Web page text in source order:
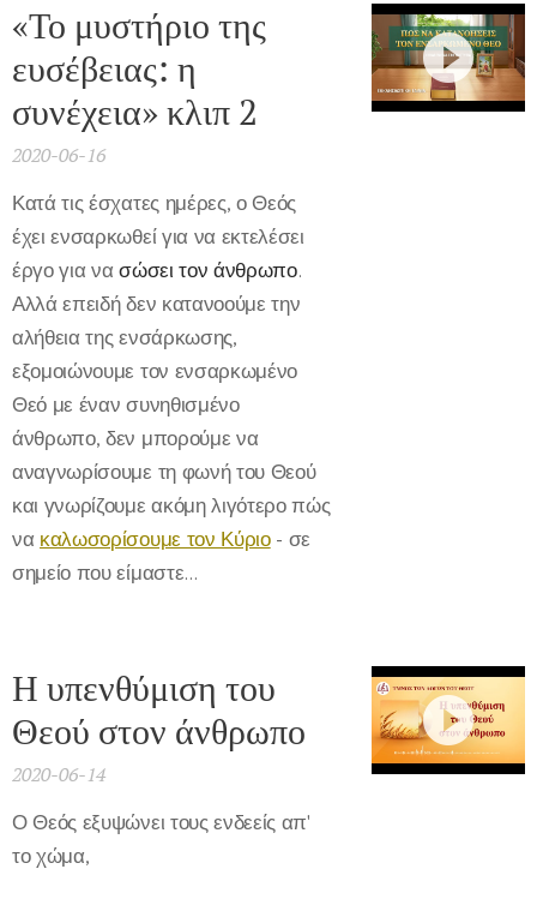
«Το μυστήριο της
ευσέβειας: η
συνέχεια» κλιπ 2
2020-06-16
Κατά τις έσχατες ημέρες, ο Θεός
έχει ενσαρκωθεί για να εκτελέσει
έργο για νασώσει τον άνθρωπο.
Αλλά επειδή δεν κατανοούμε την
αλήθεια της ενσάρκωσης,
εξομοιώνουμε τον ενσαρκωμένο
Θεό με έναν συνηθισμένο
άνθρωπο, δεν μπορούμε να
αναγνωρίσουμε τη φωνή του Θεού
και γνωρίζουμε ακόμη λιγότερο πώς
να καλωσορίσουμε τον Κύριο- σε
σημείο που είμαστε...
Η υπενθύμιση του
Θεού στον άνθρωπο
2020-06-14
Ο Θεός εξυψώνει τους ενδεείς απ'
το χώμα,